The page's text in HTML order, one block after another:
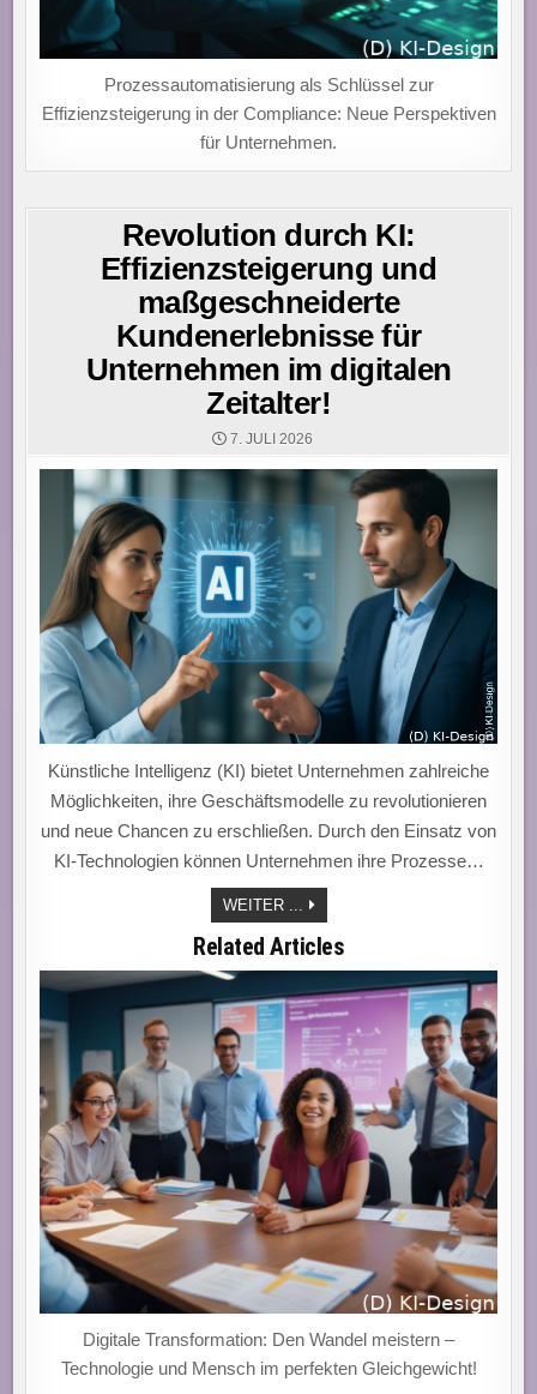
Prozessautomatisierung als Schlüssel zur
Effizienzsteigerung in der Compliance: Neue Perspektiven
für Unternehmen.
Revolution durch KI:
Effizienzsteigerung und
maßgeschneiderte
Kundenerlebnisse für
Unternehmen im digitalen
Zeitalter!
7. JULI 2026
Künstliche Intelligenz (KI) bietet Unternehmen zahlreiche
Möglichkeiten, ihre Geschäftsmodelle zu revolutionieren
und neue Chancen zu erschließen. Durch den Einsatz von
KI-Technologien können Unternehmen ihre Prozesse…
WEITER ... REVOLUTION
DURCH
KI:
EFFIZIENZSTEIGERUNG
UND
MASSGESCHNEIDERTE K
UNDENERLEBNISSE F
ÜR U
NTERNEHMEN I
M D
IGITALEN Z
EITALTER!
Related Articles
Digitale Transformation: Den Wandel meistern –
Technologie und Mensch im perfekten Gleichgewicht!